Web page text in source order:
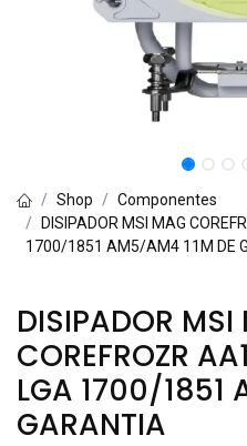
Shop
Componentes
DISIPADOR MSI MAG
1700/1851 AM5/AM4 11M DE
DISIPADOR MSI
COREFROZR
LGA 1700/1851
GARANTIA